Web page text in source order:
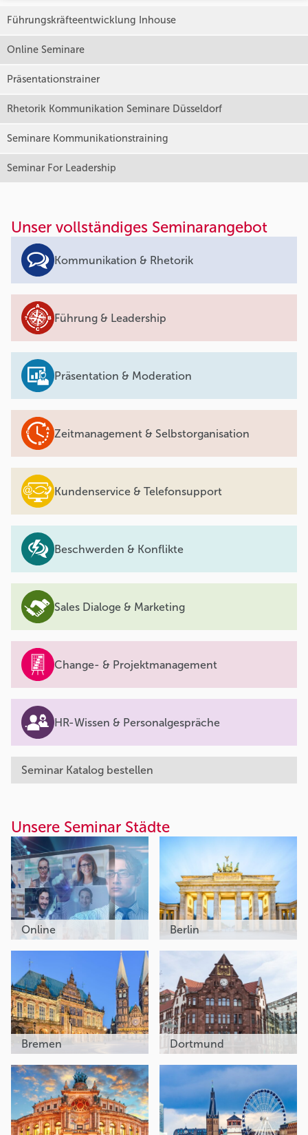
Führungskräfteentwicklung Inhouse
Online Seminare
Präsentationstrainer
Rhetorik Kommunikation Seminare Düsseldorf
Seminare Kommunikationstraining
Seminar For Leadership
Unser vollständiges Seminarangebot
Kommunikation & Rhetorik
Führung & Leadership
Präsentation & Moderation
Zeitmanagement & Selbstorganisation
Kundenservice & Telefonsupport
Beschwerden & Konflikte
Sales Dialoge & Marketing
Change- & Projektmanagement
HR-Wissen & Personalgespräche
Seminar Katalog bestellen
Unsere Seminar Städte
Online Berlin
Bremen Dortmund